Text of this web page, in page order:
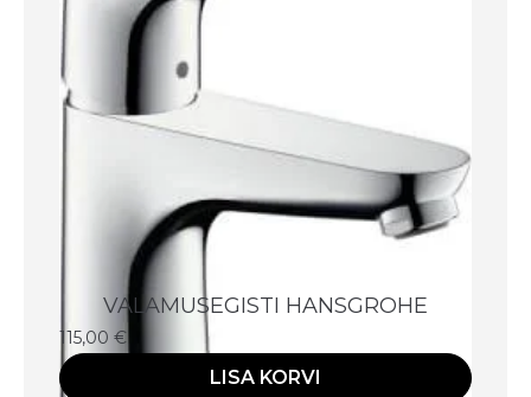
VALAMUSEGISTI HANSGROHE
115,00 €
LISA KORVI